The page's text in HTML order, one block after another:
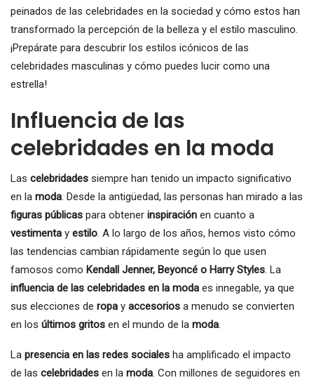
peinados de las celebridades en la sociedad y cómo estos han
transformado la percepción de la belleza y el estilo masculino.
¡Prepárate para descubrir los estilos icónicos de las
celebridades masculinas y cómo puedes lucir como una
estrella!
Influencia de las
celebridades en la moda
Las celebridades siempre han tenido un impacto significativo
en la moda. Desde la antigüedad, las personas han mirado a las
figuras públicas para obtener inspiración en cuanto a
vestimenta y estilo. A lo largo de los años, hemos visto cómo
las tendencias cambian rápidamente según lo que usen
famosos como Kendall Jenner, Beyoncé o Harry Styles. La
influencia de las celebridades en la moda es innegable, ya que
sus elecciones de ropa y accesorios a menudo se convierten
en los últimos gritos en el mundo de la moda.
La presencia en las redes sociales ha amplificado el impacto
de las celebridades en la moda. Con millones de seguidores en